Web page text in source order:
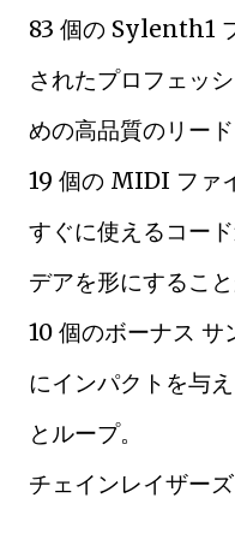
83 個の Sylenth1
されたプロフェッ
めの高品質のリー
19 個の MIDI ファ
すぐに使えるコー
デアを形にすること
10 個のボーナス サ
にインパクトを与
とループ。
チェインレイザー